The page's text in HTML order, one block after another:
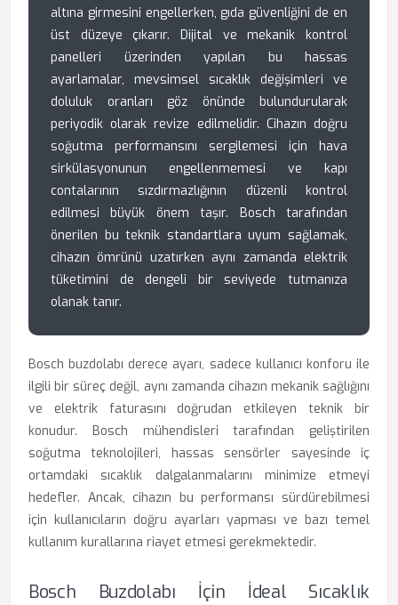
altına girmesini engellerken, gıda güvenliğini de en
üst düzeye çıkarır. Dijital ve mekanik kontrol
panelleri üzerinden yapılan bu hassas
ayarlamalar, mevsimsel sıcaklık değişimleri ve
doluluk oranları göz önünde bulundurularak
periyodik olarak revize edilmelidir. Cihazın doğru
soğutma performansını sergilemesi için hava
sirkülasyonunun engellenmemesi ve kapı
contalarının sızdırmazlığının düzenli kontrol
edilmesi büyük önem taşır. Bosch tarafından
önerilen bu teknik standartlara uyum sağlamak,
cihazın ömrünü uzatırken aynı zamanda elektrik
tüketimini de dengeli bir seviyede tutmanıza
olanak tanır.
Bosch buzdolabı derece ayarı, sadece kullanıcı konforu ile
ilgili bir süreç değil, aynı zamanda cihazın mekanik sağlığını
ve elektrik faturasını doğrudan etkileyen teknik bir
konudur. Bosch mühendisleri tarafından geliştirilen
soğutma teknolojileri, hassas sensörler sayesinde iç
ortamdaki sıcaklık dalgalanmalarını minimize etmeyi
hedefler. Ancak, cihazın bu performansı sürdürebilmesi
için kullanıcıların doğru ayarları yapması ve bazı temel
kullanım kurallarına riayet etmesi gerekmektedir.
Bosch Buzdolabı İçin İdeal Sıcaklık